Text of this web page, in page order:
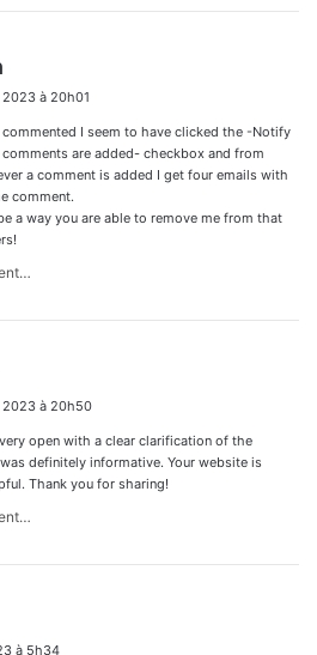
t
:
à 20h01
I seem to have clicked the -Notify
are added- checkbox and from
a comment is added I get four emails with
comment.
a way you are able to remove me from that
2023 à 20h50
open with a clear clarification of the
definitely informative. Your website is
Thank you for sharing!
à 5h34